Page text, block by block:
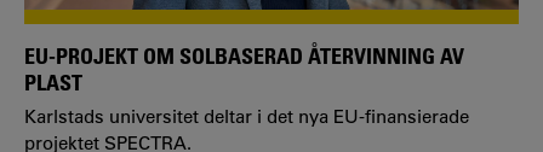
EU-PROJEKT OM SOLBASERAD ÅTERVINNING AV
PLAST
Karlstads universitet deltar i det nya EU-finansierade
projektet SPECTRA.